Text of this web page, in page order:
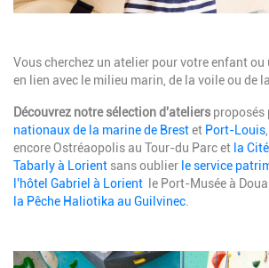
Description
Vous cherchez un atelier pour votre enfant
en lien avec le milieu marin, de la voile ou de
Découvrez notre sélection d'ateliers proposés
nationaux de la marine de Brestet Port-Louis
encore Ostréaopolis au Tour-du Parc et la
Tabarly à Lorient sans oublier le service
l'hôtel Gabriel à Lorient
le Port-Musée à
la Pêche Haliotika au Guilvinec
Image